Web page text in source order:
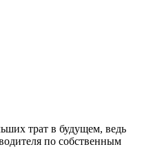
трат в будущем, ведь
по собственным